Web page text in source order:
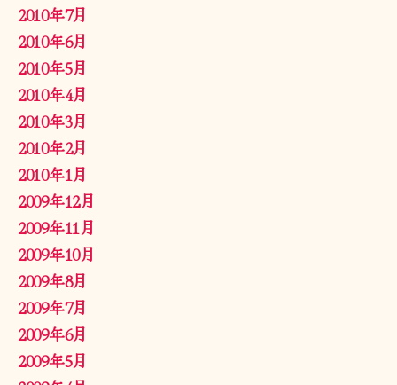
2010年7月
2010年6月
2010年5月
2010年4月
2010年3月
2010年2月
2010年1月
2009年12月
2009年11月
2009年10月
2009年8月
2009年7月
2009年6月
2009年5月